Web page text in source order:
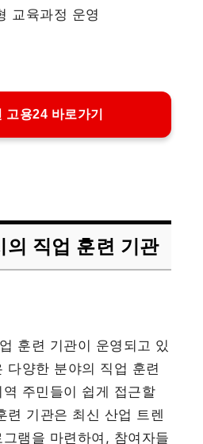
교육과정 운영
고용24 바로가기
의 직업 훈련 기관
훈련 기관이 운영되고 있
다양한 분야의 직업 훈련
주민들이 쉽게 접근할
련 기관은 최신 산업 트렌
램을 마련하여, 참여자들